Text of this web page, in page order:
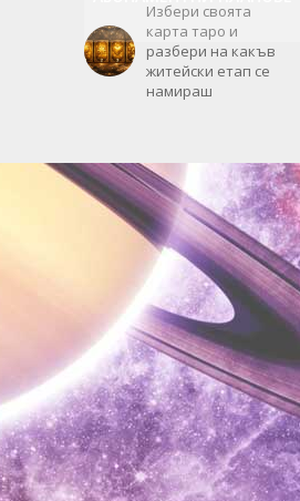
Избери своята
карта таро и
разбери на какъв
житейски етап се
намираш